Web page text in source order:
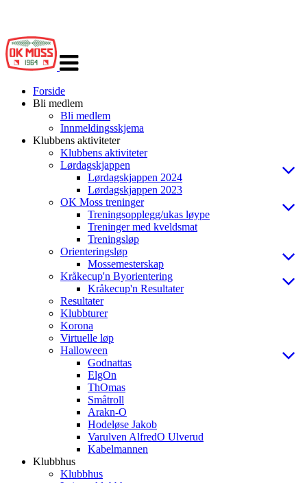
navigasjon
Forside
Bli medlem
Bli medlem
Innmeldingsskjema
Klubbens aktiviteter
Klubbens aktiviteter
Lørdagskjappen
Lørdagskjappen 2024
Lørdagskjappen 2023
OK Moss treninger
Treningsopplegg/ukas løype
Treninger med kveldsmat
Treningsløp
Orienteringsløp
Mossemesterskap
Kråkecup'n Byorientering
Kråkecup'n Resultater
Resultater
Klubbturer
Korona
Virtuelle løp
Halloween
Godnattas
ElgOn
ThOmas
Småtroll
Arakn-O
Hodeløse Jakob
Varulven AlfredO Ulverud
Kabelmannen
Klubbhus
Klubbhus